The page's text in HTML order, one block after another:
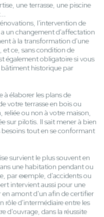
une terrasse, une piscine
l'intervention de
un changement d'affectation
à la transformation d'une
ce, sans condition de
également obligatoire si vous
historique par
à élaborer les plans de
votre terrasse en bois ou
reliée ou non à votre maison,
sur pilotis. Il sait mener à bien
tout en se conformant
survient le plus souvent en
une habitation pendant ou
par exemple, d'accidents ou
intervient aussi pour une
en amont d'un afin de certifier
rôle d'intermédiaire entre les
d'ouvrage, dans la réussite